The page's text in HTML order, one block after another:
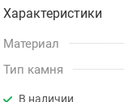
Характеристики
Материал
Тип камня
В наличии